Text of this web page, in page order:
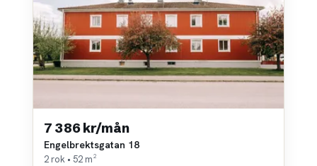
7 386 kr/mån
Engelbrektsgatan 18
2 rok • 52 m²